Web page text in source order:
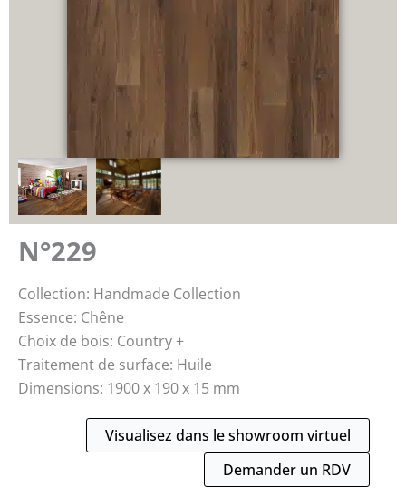
N°229
Collection: Handmade Collection
Essence: Chêne
Choix de bois: Country +
Traitement de surface: Huile
Dimensions: 1900 x 190 x 15 mm
Visualisez dans le showroom virtuel
Demander un RDV